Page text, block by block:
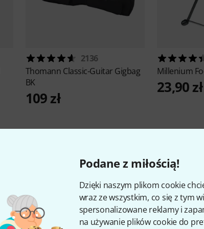
Podane z miłością!
Dzięki naszym plikom cookie
wraz ze wszystkim, co się z tym
spersonalizowane reklamy i
na używanie plików cookie do
2136
Thomann Classic-Guitar Gigbag
BK
109 zł
Millenium
23,90 zł
8